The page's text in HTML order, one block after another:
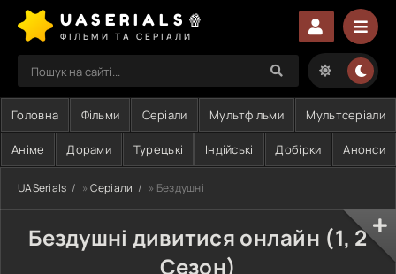
UASERIALS🍿
ФІЛЬМИ ТА СЕРІАЛИ
Головна Фільми Серіали Мультфільми Мультсеріали
Аніме Дорами Турецькі Індійські Добірки Анонси
UASerials » Серіали » Бездушні
Бездушні дивитися онлайн (1, 2
Сезон)